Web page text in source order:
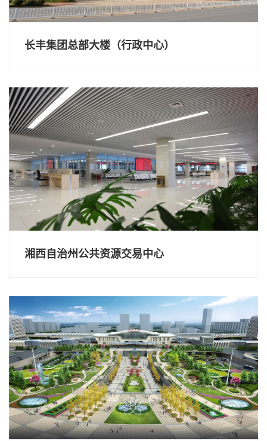
长丰集团总部大楼（行政中心）
湘西自治州公共资源交易中心